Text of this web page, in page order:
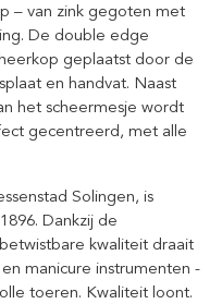
– van zink gegoten met
De double edge
geplaatst door de
en handvat. Naast
het scheermesje wordt
gecentreerd, met alle
Solingen, is
Dankzij de
kwaliteit draait
manicure instrumenten -
toeren. Kwaliteit loont.